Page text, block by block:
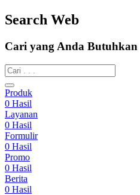
Search Web
Cari yang Anda Butuhkan
Produk
0 Hasil
Layanan
0 Hasil
Formulir
0 Hasil
Promo
0 Hasil
Berita
0 Hasil